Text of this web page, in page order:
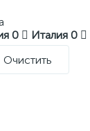
0 Италия 0
Очистить